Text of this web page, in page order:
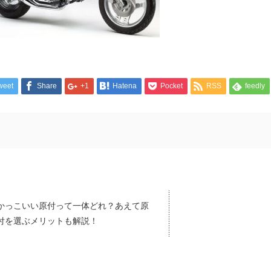
Share +1 Hatena Pocket RSS feedly
っこいい原付って一体どれ？あえて原
を選ぶメリットも解説！